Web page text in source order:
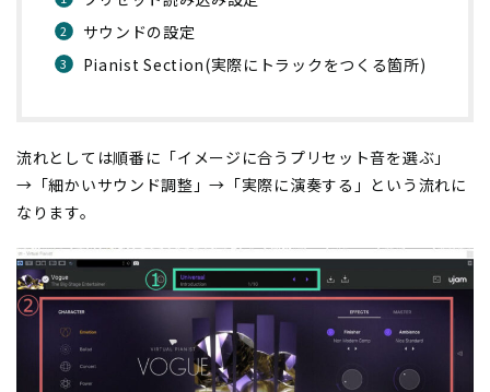
サウンドの設定
Pianist Section(実際にトラックをつくる箇所)
流れとしては順番に「イメージに合うプリセット音を選ぶ」
→「細かいサウンド調整」→「実際に演奏する」という流れに
なります。